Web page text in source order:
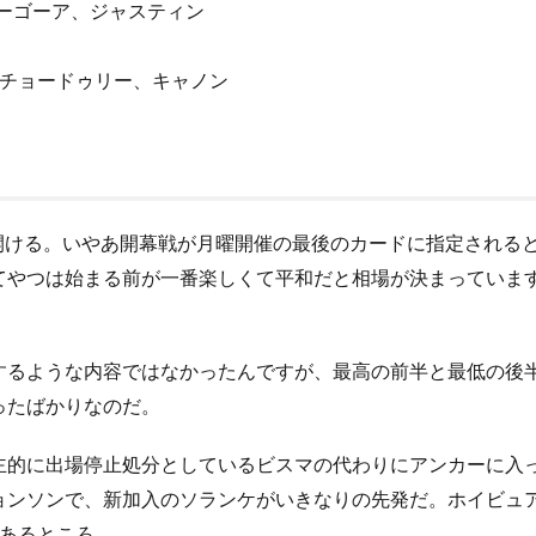
ーア、ジャスティン
ョードゥリー、キャノン
。いやあ開幕戦が月曜開催の最後のカードに指定される
つは始まる前が一番楽しくて平和だと相場が決まってい
うな内容ではなかったんですが、最高の前半と最低の後
ばかりなのだ。
出場停止処分としているビスマの代わりにアンカーに入
ソンで、新加入のソランケがいきなりの先発だ。ホイビ